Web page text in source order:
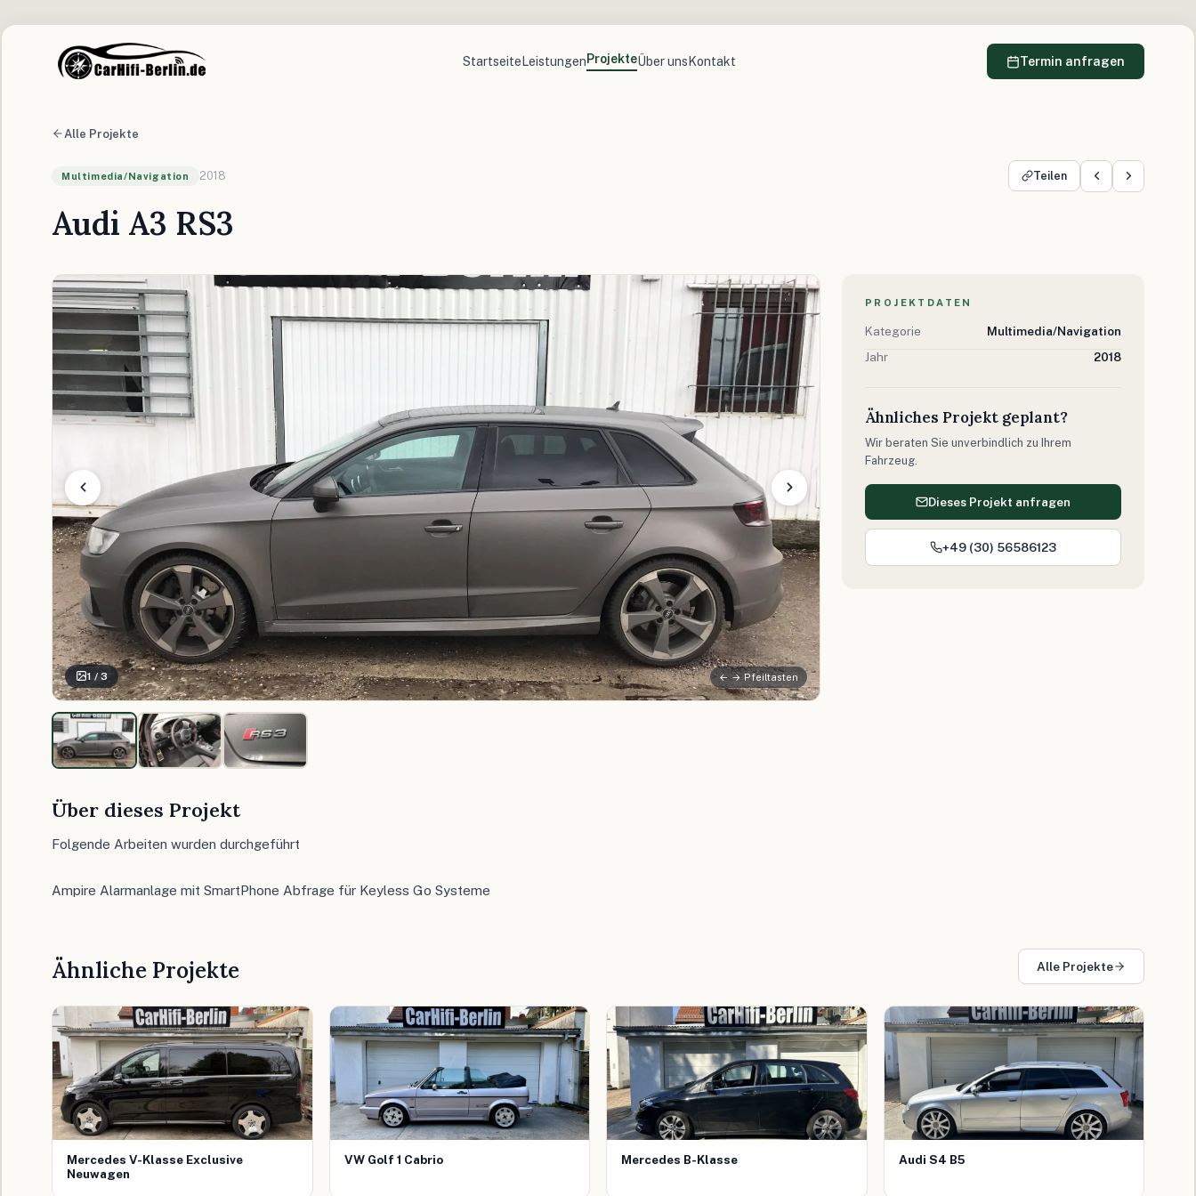
Startseite LeistungenProjekteÜber uns Kontakt Termin anfragen
Alle Projekte
Multimedia/Navigation 2018 Teilen
Audi A3 RS3
1 / 3 ← → Pfeiltasten
Über dieses Projekt
Folgende Arbeiten wurden durchgeführt
Ampire Alarmanlage mit SmartPhone Abfrage für Keyless Go Systeme
PROJEKTDATEN
Kategorie
Multimedia/Navigation
Jahr
2018
Ähnliches Projekt geplant?
Wir beraten Sie unverbindlich zu Ihrem
Fahrzeug.
Dieses Projekt anfragen
+49 (30) 56586123
Ähnliche Projekte Alle Projekte
Mercedes V-Klasse Exclusive
Neuwagen
VW Golf 1 Cabrio Mercedes B-Klasse Audi S4 B5